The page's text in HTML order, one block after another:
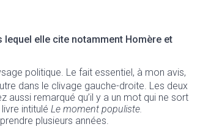
lequel elle cite notamment Homère et
politique. Le fait essentiel, à mon avis,
dans le clivage gauche-droite. Les deux
aussi remarqué qu’il y a un mot qui ne sort
intitulé Le moment populiste.
plusieurs années.